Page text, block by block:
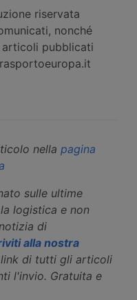
riservata
nonché
pubblicati
nella pagina
sulle ultime
logistica e non
di
alla nostra
di tutti gli articoli
l'invio. Gratuita e